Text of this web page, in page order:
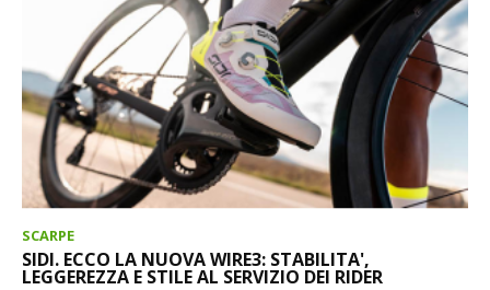
SCARPE
SIDI. ECCO LA NUOVA WIRE3: STABILITA',
LEGGEREZZA E STILE AL SERVIZIO DEI RIDER